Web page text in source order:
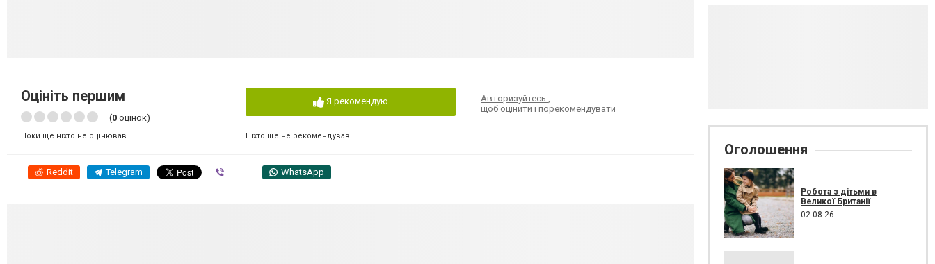
Оцініть першим
(0 оцінок)
Поки ще ніхто не оцінював
Я рекомендую
Ніхто ще не рекомендував
Авторизуйтесь,
щоб оцінити і порекомендувати
Reddit Telegram WhatsApp
Оголошення
Робота з дітьми в
Великої Британії
02.08.26